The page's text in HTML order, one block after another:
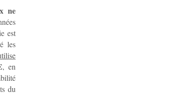
ne
est
les
, en
du